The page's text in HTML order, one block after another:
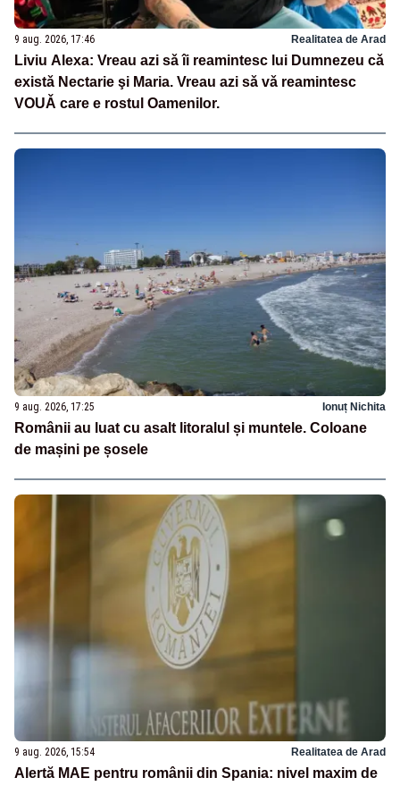
9 aug. 2026, 17:46 Realitatea de Arad
Liviu Alexa: Vreau azi sǎ îi reamintesc lui Dumnezeu cǎ
existǎ Nectarie şi Maria. Vreau azi sǎ vǎ reamintesc
VOUǍ care e rostul Oamenilor.
9 aug. 2026, 17:25 Ionuț Nichita
Românii au luat cu asalt litoralul și muntele. Coloane
de mașini pe șosele
9 aug. 2026, 15:54 Realitatea de Arad
Alertă MAE pentru românii din Spania: nivel maxim de